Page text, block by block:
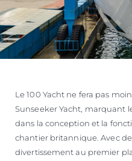
Le 100 Yacht ne fera pas
Sunseeker Yacht, marquant
dans la conception et la
chantier britannique. Avec
divertissement au premier